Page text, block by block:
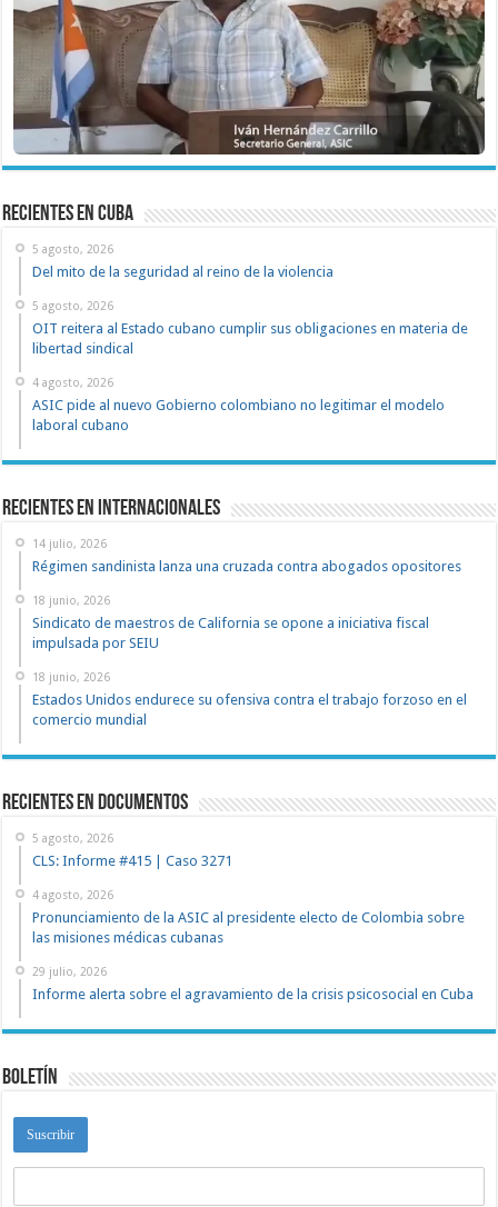
recientes en cuba
5 agosto, 2026
Del mito de la seguridad al reino de la violencia
5 agosto, 2026
OIT reitera al Estado cubano cumplir sus obligaciones en materia de
libertad sindical
4 agosto, 2026
ASIC pide al nuevo Gobierno colombiano no legitimar el modelo
laboral cubano
Recientes en Internacionales
14 julio, 2026
Régimen sandinista lanza una cruzada contra abogados opositores
18 junio, 2026
Sindicato de maestros de California se opone a iniciativa fiscal
impulsada por SEIU
18 junio, 2026
Estados Unidos endurece su ofensiva contra el trabajo forzoso en el
comercio mundial
recientes en documentos
5 agosto, 2026
CLS: Informe #415 | Caso 3271
4 agosto, 2026
Pronunciamiento de la ASIC al presidente electo de Colombia sobre
las misiones médicas cubanas
29 julio, 2026
Informe alerta sobre el agravamiento de la crisis psicosocial en Cuba
Boletín